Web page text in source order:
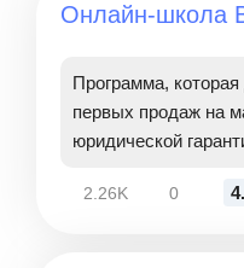
Онлайн-школа
Программа,
первых продаж на
юридической
2.26K 0